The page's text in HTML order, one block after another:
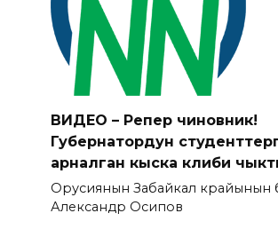
ВИДЕО – Репер чиновник!
Губернатордун
арналган кыска клиби
Орусиянын Забайкал крайынын
Александр Осипов